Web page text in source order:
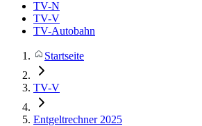
TV-N
TV-V
TV-Autobahn
Startseite
TV-V
Entgeltrechner 2025